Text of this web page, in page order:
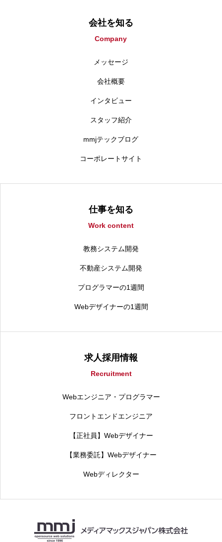
会社を知る
Company
メッセージ
会社概要
インタビュー
スタッフ紹介
mmjテックブログ
コーポレートサイト
仕事を知る
Work content
教務システム開発
不動産システム開発
プログラマーの1週間
Webデザイナーの1週間
求人採用情報
Recruitment
Webエンジニア・プログラマー
フロントエンドエンジニア
【正社員】Webデザイナー
【業務委託】Webデザイナー
Webディレクター